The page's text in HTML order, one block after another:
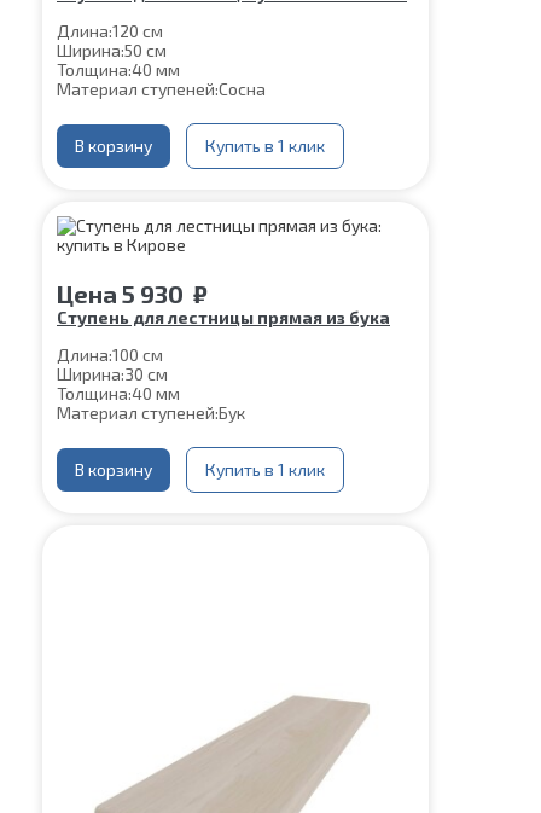
Длина:120 см
Ширина:50 см
Толщина:40 мм
Материал ступеней:Сосна
В корзину Купить в 1 клик
Цена 5 930 ₽
Ступень для лестницы прямая из бука
Длина:100 см
Ширина:30 см
Толщина:40 мм
Материал ступеней:Бук
В корзину Купить в 1 клик